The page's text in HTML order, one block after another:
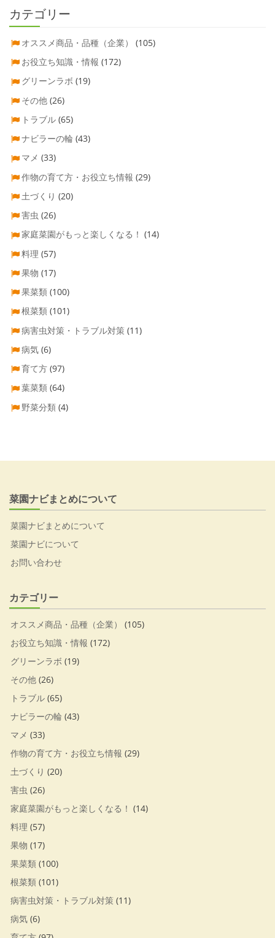
カテゴリー
オススメ商品・品種（企業）
(105)
お役立ち知識・情報 (172)
グリーンラボ (19)
その他 (26)
トラブル (65)
ナビラーの輪 (43)
マメ (33)
作物の育て方・お役立ち情報 (29)
土づくり (20)
害虫 (26)
家庭菜園がもっと楽しくなる！ (14)
料理 (57)
果物 (17)
果菜類 (100)
根菜類 (101)
病害虫対策・トラブル対策 (11)
病気 (6)
育て方 (97)
葉菜類 (64)
野菜分類 (4)
菜園ナビまとめについて
菜園ナビまとめについて
菜園ナビについて
お問い合わせ
カテゴリー
オススメ商品・品種（企業）
(105)
お役立ち知識・情報 (172)
グリーンラボ (19)
その他 (26)
トラブル (65)
ナビラーの輪 (43)
マメ (33)
作物の育て方・お役立ち情報 (29)
土づくり (20)
害虫 (26)
家庭菜園がもっと楽しくなる！ (14)
料理 (57)
果物 (17)
果菜類 (100)
根菜類 (101)
病害虫対策・トラブル対策 (11)
病気 (6)